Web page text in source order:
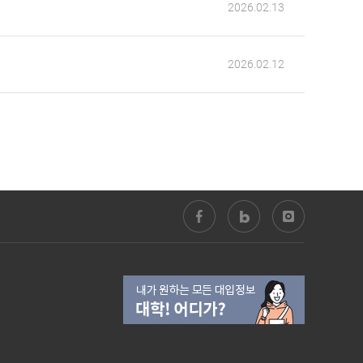
2026.02.13
2026.02.12